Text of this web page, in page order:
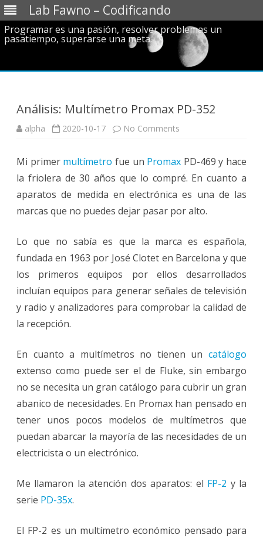
Lab Fawno – Codificando
Programar es una pasión, resolver problemas un
pasatiempo, superarse una meta.
Análisis: Multímetro Promax PD-352
alpha 2020-10-17 No Comments
PD-
Mi primer multímetro fue un Promax PD-469 y hace
la friolera de 30 años que lo compré. En cuanto a
aparatos de medida en electrónica es una de las
marcas que no puedes dejar pasar por alto.
Lo que no sabía es que la marca es española,
fundada en 1963 por José Clotet en Barcelona y que
los primeros equipos por ellos desarrollados
incluían equipos para generar señales de televisión
y radio y analizadores para comprobar la calidad de
la recepción.
En cuanto a multímetros no tienen un catálogo
extenso como puede ser el de Fluke, sin embargo
no se necesita un gran catálogo para cubrir un gran
abanico de necesidades. En Promax han pensado en
tener unos pocos modelos de multímetros que
puedan abarcar la mayoría de las necesidades de un
electricista o un electrónico.
Me llamaron la atención dos aparatos: el FP-2 y la
serie PD-35x.
El FP-2 es un multímetro económico pensado para